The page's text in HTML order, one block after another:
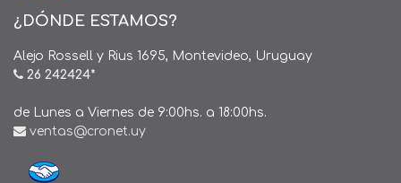
¿DÓNDE ESTAMOS?
Alejo Rossell y Rius 1695, Montevideo, Uruguay
26 242424*
de Lunes a Viernes de 9:00hs. a 18:00hs.
ventas@cronet.uy